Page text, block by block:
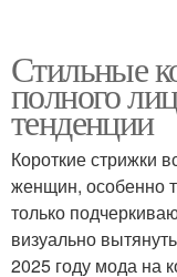
Стильные
полного
тенденции
Короткие стрижки
женщин, особенно
только
визуально
2025 году мода на